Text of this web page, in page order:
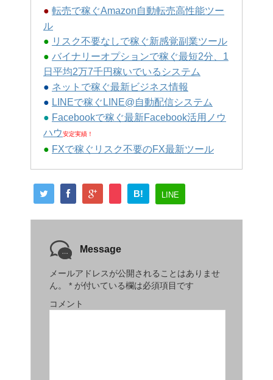
● 転売で稼ぐAmazon自動転売高性能ツー
ル
● リスク不要なしで稼ぐ新感覚副業ツール
● バイナリーオプションで稼ぐ最短2分、1
日平均2万7千円稼いでいるシステム
● ネットで稼ぐ最新ビジネス情報
● LINEで稼ぐLINE@自動配信システム
● Facebookで稼ぐ最新Facebook活用ノウ
ハウ安定実績！
● FXで稼ぐリスク不要のFX最新ツール
B! LINE
Message
メールアドレスが公開されることはありませ
ん。
* が付いている欄は必須項目です
コメント